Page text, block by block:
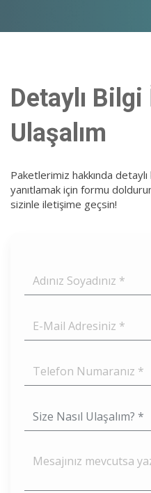
Detaylı
Ulaşalım
Paketlerimiz hakkında
yanıtlamak için formu
sizinle iletişime geçsin!